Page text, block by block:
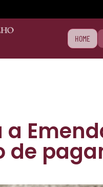
HOME
de